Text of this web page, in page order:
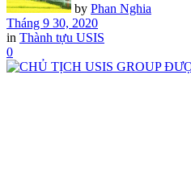
by Phan Nghia
Tháng 9 30, 2020
in Thành tựu USIS
0